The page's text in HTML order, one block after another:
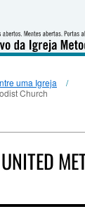
uma Igreja
Church